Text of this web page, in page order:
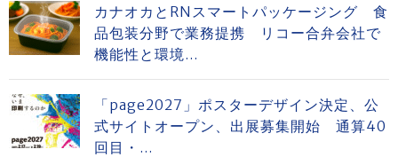
カナオカとRNスマートパッケージング 食
品包装分野で業務提携 リコー合弁会社で
機能性と環境...
「page2027」ポスターデザイン決定、公
式サイトオープン、出展募集開始 通算40
回目・...